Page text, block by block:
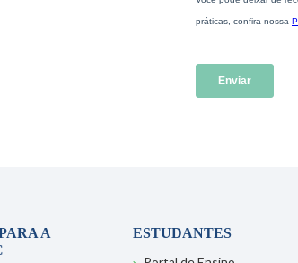
A
ESTUDANTES